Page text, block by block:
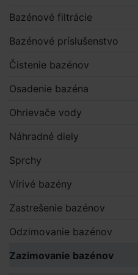
Bazénové filtrácie
Bazénové príslušenstvo
Čistenie bazénov
Osadenie bazéna
Ohrievače vody
Náhradné diely
Sprchy
Vírivé bazény
Zastrešenie bazénov
Odzimovanie bazénov
Zazimovanie bazénov